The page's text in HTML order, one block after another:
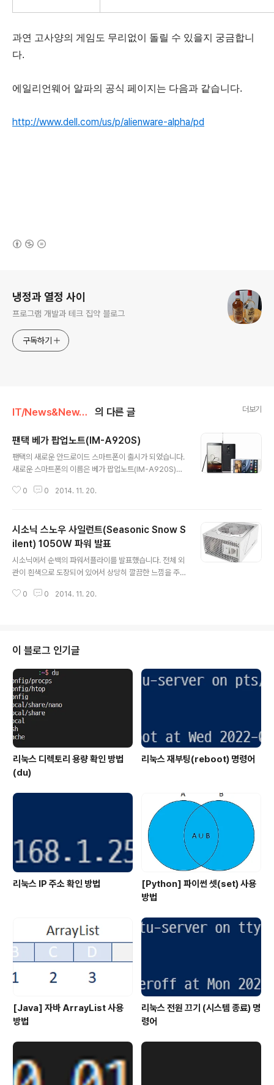
과연 고사양의 게임도 무리없이 돌릴 수 있을지 궁금합니
다.
에일리언웨어 알파의 공식 페이지는 다음과 같습니다.
http://www.dell.com/us/p/alienware-alpha/pd
냉정과 열정 사이
프로그램 개발과 테크 집약 블로그
구독하기
IT/News&NewThings 의 다른 글 더보기
팬택 베가 팝업노트(IM-A920S)
팬택의 새로운 안드로이드 스마트폰이 출시가 되었습니다.
새로운 스마트폰의 이름은 베가 팝업노트(IM-A920S)이
니다.Display 5.6 인치, 1920 x 1080, IPS LCD AP 퀄
mAh 무게 180g 상당히 좋은 사양으로 출시가 되었는데
출고가가 35만 2000원입니다.굉장히 낮은 가격으로 출
고가 되었습니다.현재 매각절차를 진행중인 팬택에서 재고
를 처리하기 위해서 내놓은 스마트폰이라고 합니다.재고
명된 이유는 DMB 안테나를 내장한 터치펜을 탑재했기 때
0 0 2014. 11. 20.
시소닉 스노우 사일런트(Seasonic Snow S
ilent) 1050W 파워 발표
시소닉에서 순백의 파워서플라이를 발표했습니다. 전체 외
관이 흰색으로 도장되어 있어서 상당히 깔끔한 느낌을 주
받은 제품입니다. 기존에 SS-1050XP3 라는 제품과 비슷
기능이 있습니다. 부하가 낮을 때에는 팬의 회전 수를 조절
하는 Hybrid Silent Fan Control 기능이 탑재되어 있습
니다. 풀 모듈러 제품으로 하이엔드급의 파워라고 할 수 있
습니다. 당연히 가격도 상당히 비쌀 것으로 예상이 됩니다.
또한 다른 부품 역시 흰색으로 바꾸려면 상당히..
0 0 2014. 11. 20.
이 블로그 인기글
리눅스 디렉토리 용량 확인 방법
(du)
리눅스 재부팅(reboot) 명령어
리눅스 IP 주소 확인 방법
[Python] 파이썬 셋(set) 사용
방법
[Java] 자바 ArrayList 사용
방법
리눅스 전원 끄기 (시스템 종료) 명
령어